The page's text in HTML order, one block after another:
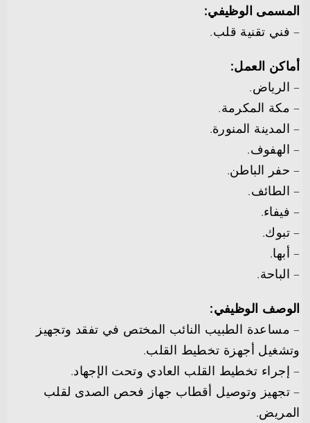
المسمى الوظيفي:
– فني تقنية قلب.
أماكن العمل:
– الرياض.
– مكة المكرمة.
– المدينة المنورة.
– الهفوف.
– حفر الباطن.
– الطائف.
– فيفاء.
– تبوك.
– أبها.
– الباحة.
الوصف الوظيفي:
– مساعدة الطبيب النائب المختص في تفقد وتجهيز
وتشغيل أجهزة تخطيط القلب.
– إجراء تخطيط القلب العادي وتحت الإجهاد.
– تجهيز وتوصيل أقطاب جهاز فحص الصدى لقلب
المريض.